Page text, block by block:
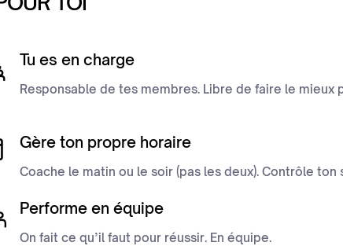
Tu es en charge
Responsable de tes membres. Libre de faire le mieux
Gère ton propre horaire
Coache le matin ou le soir (pas les deux). Contrôle ton
Performe en équipe
On fait ce qu’il faut pour réussir. En équipe.